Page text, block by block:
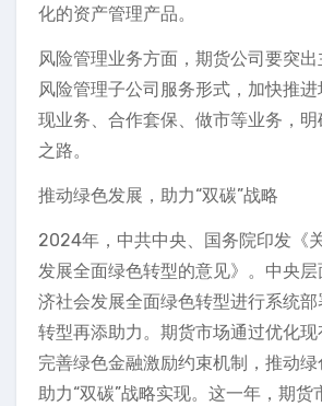
化的资产管理产品。
风险管理业务方面，期货公司要突
风险管理子公司服务形式，加快推
现业务、合作套保、做市等业务，
之路。
推动绿色发展，助力“双碳”战略
2024年，中共中央、国务院印发《
发展全面绿色转型的意见》。中央
济社会发展全面绿色转型进行系统
转型再添助力。期货市场通过优化现
完善绿色金融激励约束机制，推动绿
助力“双碳”战略实现。这一年，期货